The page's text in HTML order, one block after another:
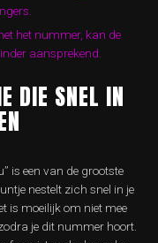
het nummer, kan de
aansprekend.
DIE SNEL IN
is een van de grootste
nestelt zich snel in je
is moeilijk om niet mee
je dit nummer hoort.